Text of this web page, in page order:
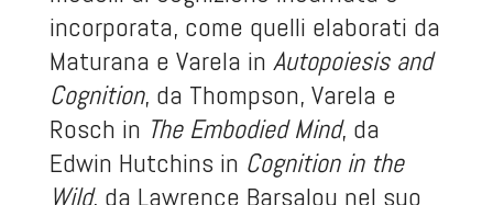
incorporata, come quelli elaborati da
Maturana e Varela in Autopoiesis and
Cognition, da Thompson, Varela e
Rosch in The Embodied Mind, da
Edwin Hutchins in Cognition in the
Wild, da Lawrence Barsalou nel suo